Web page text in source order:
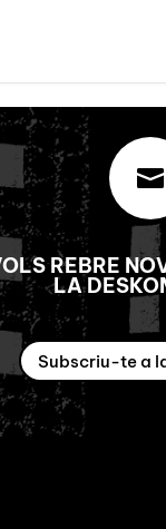

REBRE
LA
Subscriu-te a